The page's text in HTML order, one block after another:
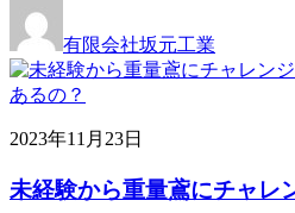
有限会社坂元工業
2023年11月23日
未経験から重量鳶にチャレ